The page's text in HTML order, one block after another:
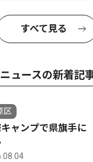
すべて見る
ュースの新着記
区
キャンプで県旗手